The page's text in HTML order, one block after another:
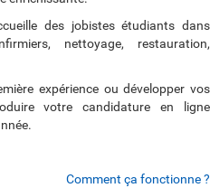
des jobistes étudiants dans
nettoyage, restauration,
expérience ou développer vos
votre candidature en ligne
Comment ça fonctionne ?